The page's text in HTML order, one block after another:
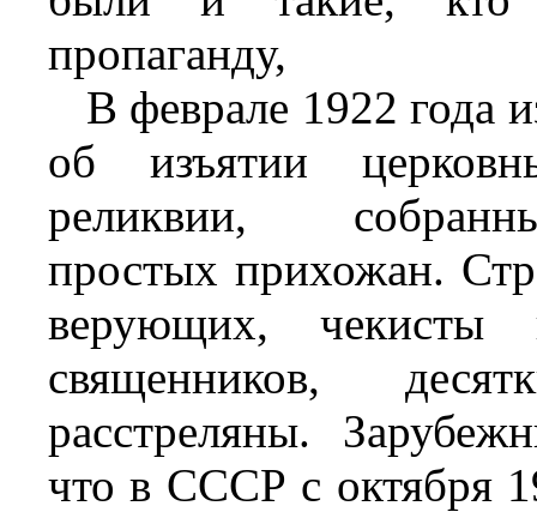
пропаганду,
В феврале 1922 года
об изъятии
реликвии,
простых прихожан.
верующих, чекисты
священников,
расстреляны.
что в СССР с октября